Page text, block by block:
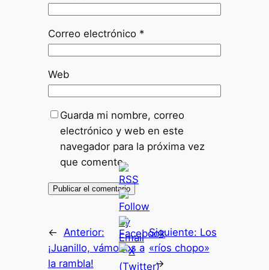
Correo electrónico *
Web
Guarda mi nombre, correo
electrónico y web en este
navegador para la próxima vez
que comente.
← Anterior:
¡Juanillo, vámonos a
la rambla!
Siguiente: Los
«ríos chopo»
→